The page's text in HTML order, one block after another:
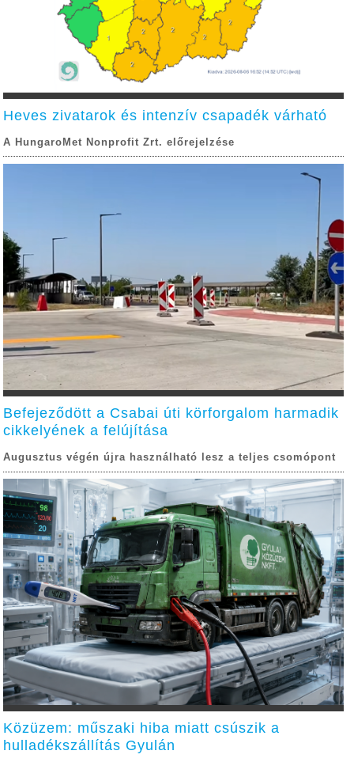
Heves zivatarok és intenzív csapadék várható
A HungaroMet Nonprofit Zrt. előrejelzése
Befejeződött a Csabai úti körforgalom harmadik
cikkelyének a felújítása
Augusztus végén újra használható lesz a teljes csomópont
Közüzem: műszaki hiba miatt csúszik a
hulladékszállítás Gyulán